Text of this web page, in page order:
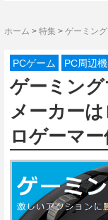
ホーム > 特集 > ゲーミン
PCゲーム PC周辺
ゲーミン
メーカー
ロゲーマ